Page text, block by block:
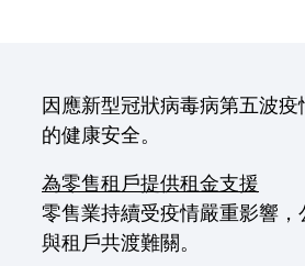
因應新型冠狀病毒病第五波
的健康安全。
為零售租戶提供租金支援
零售業持續受疫情嚴重影響
與租戶共渡難關。